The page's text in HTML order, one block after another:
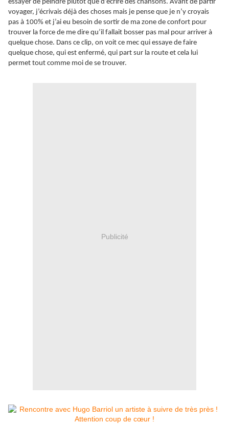
essayer de peindre plutôt que d’écrire des chansons. Avant de partir
voyager, j’écrivais déjà des choses mais je pense que je n’y croyais
pas à 100% et j’ai eu besoin de sortir de ma zone de confort pour
trouver la force de me dire qu’il fallait bosser pas mal pour arriver à
quelque chose. Dans ce clip, on voit ce mec qui essaye de faire
quelque chose, qui est enfermé, qui part sur la route et cela lui
permet tout comme moi de se trouver.
Publicité